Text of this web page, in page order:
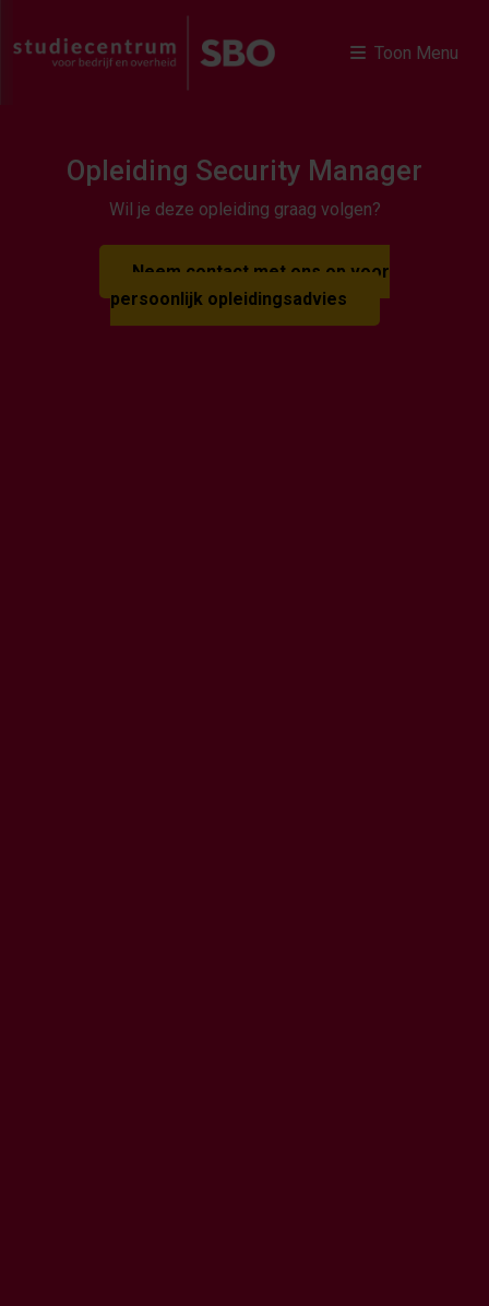
Toon Menu
Opleiding Security Manager
Wil je deze opleiding graag volgen?
Neem contact met ons op voor
persoonlijk opleidingsadvies